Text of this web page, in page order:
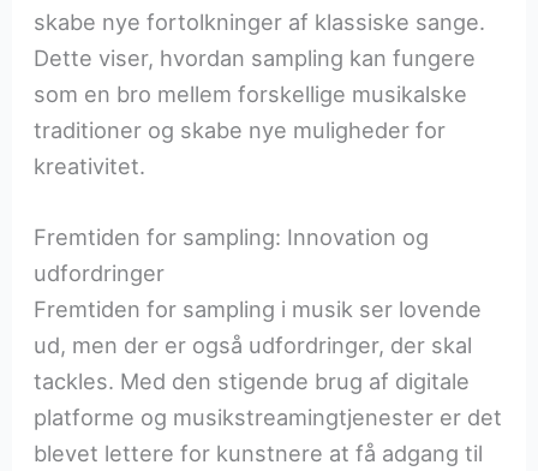
skabe nye fortolkninger af klassiske sange.
Dette viser, hvordan sampling kan fungere
som en bro mellem forskellige musikalske
traditioner og skabe nye muligheder for
kreativitet.
Fremtiden for sampling: Innovation og
udfordringer
Fremtiden for sampling i musik ser lovende
ud, men der er også udfordringer, der skal
tackles. Med den stigende brug af digitale
platforme og musikstreamingtjenester er det
blevet lettere for kunstnere at få adgang til